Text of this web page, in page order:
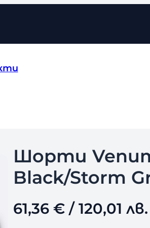
Шорти
Black/Storm
61,36 €/ 120,01 лв.